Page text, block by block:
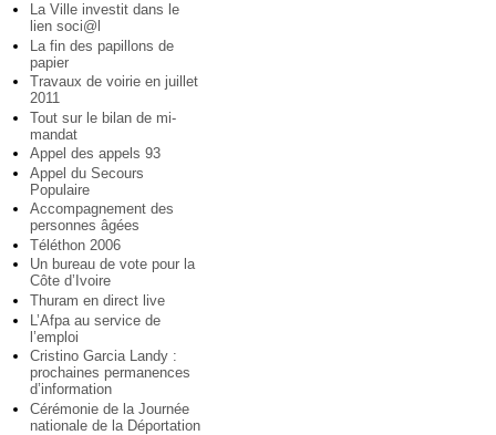
La Ville investit dans le
lien soci@l
La fin des papillons de
papier
Travaux de voirie en juillet
2011
Tout sur le bilan de mi-
mandat
Appel des appels 93
Appel du Secours
Populaire
Accompagnement des
personnes âgées
Téléthon 2006
Un bureau de vote pour la
Côte d’Ivoire
Thuram en direct live
L’Afpa au service de
l’emploi
Cristino Garcia Landy :
prochaines permanences
d’information
Cérémonie de la Journée
nationale de la Déportation